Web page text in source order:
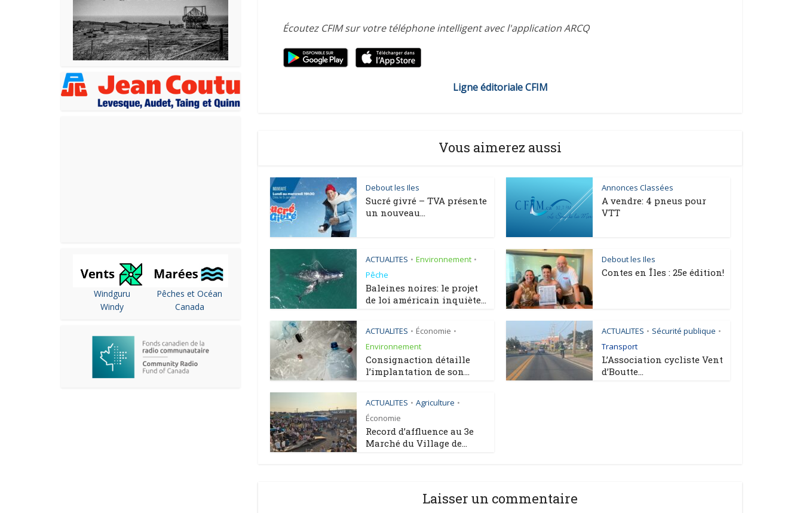
Windguru
Windy
Pêches et Océan
Canada
Écoutez CFIM sur votre téléphone intelligent avec l'application ARCQ
Ligne éditoriale CFIM
Vous aimerez aussi
Debout les Iles
Sucré givré – TVA présente
un nouveau...
Annonces Classées
A vendre: 4 pneus pour
VTT
ACTUALITES • Environnement •
Pêche
Baleines noires: le projet
de loi américain inquiète...
Debout les Iles
Contes en Îles : 25e édition!
ACTUALITES • Économie •
Environnement
Consignaction détaille
l’implantation de son...
ACTUALITES • Sécurité publique •
Transport
L’Association cycliste Vent
d’Boutte...
ACTUALITES • Agriculture •
Économie
Record d’affluence au 3e
Marché du Village de...
Laisser un commentaire